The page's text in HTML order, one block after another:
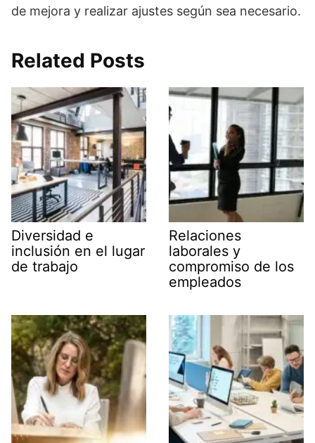
de mejora y realizar ajustes según sea necesario.
Related Posts
Diversidad e
inclusión en el lugar
de trabajo
Relaciones
laborales y
compromiso de los
empleados